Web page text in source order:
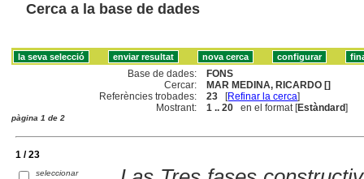
Cerca a la base de dades
Base de dades:
FONS
Cercar:
MAR MEDINA, RICARDO []
Referències trobades:
23 [Refinar la cerca]
Mostrant:
1 .. 20 en el format [Estàndard]
pàgina 1 de 2
1 / 23
seleccionar